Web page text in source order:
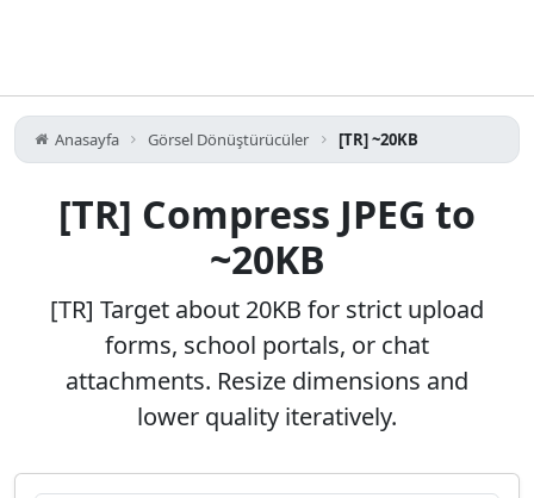
Anasayfa Görsel Dönüştürücüler [TR] ~20KB
[TR] Compress JPEG to
~20KB
[TR] Target about 20KB for strict upload
forms, school portals, or chat
attachments. Resize dimensions and
lower quality iteratively.